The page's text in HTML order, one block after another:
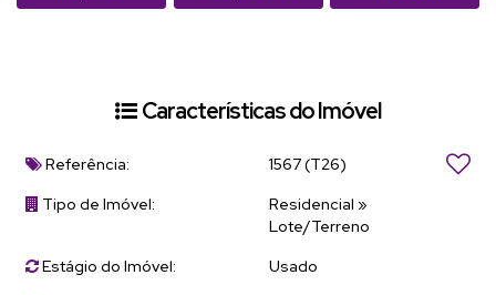
Características do Imóvel
Referência: 1567(T26)
Tipo de Imóvel:
Residencial »
Lote/Terreno
Estágio do Imóvel:
Usado